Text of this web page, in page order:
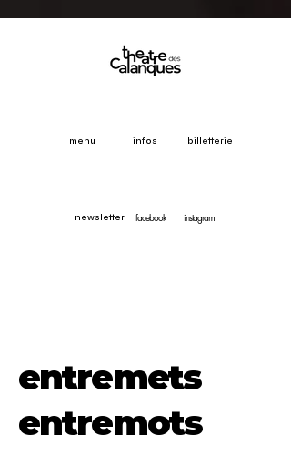
menu infos billetterie
newsletter facebook instagram
entremets
entremots